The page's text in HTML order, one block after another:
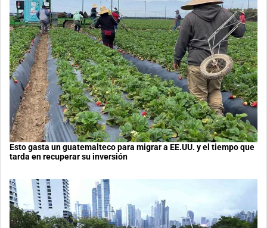
Esto gasta un guatemalteco para migrar a EE.UU. y el tiempo que
tarda en recuperar su inversión